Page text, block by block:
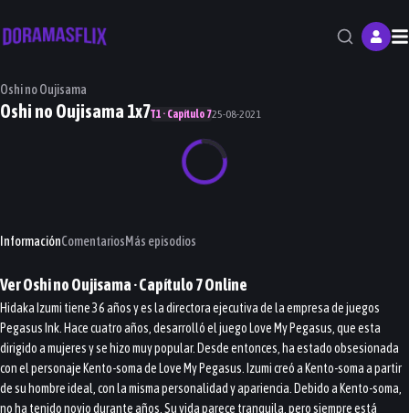
Oshi no Oujisama
Oshi no Oujisama 1x7T1 · Capítulo 725-08-2021
InformaciónComentariosMás episodios
VerOshi no Oujisama· Capítulo7Online
Hidaka Izumi tiene 36 años y es la directora ejecutiva de la empresa de juegos
Pegasus Ink. Hace cuatro años, desarrolló el juego Love My Pegasus, que esta
dirigido a mujeres y se hizo muy popular. Desde entonces, ha estado obsesionada
con el personaje Kento-soma de Love My Pegasus. Izumi creó a Kento-soma a partir
de su hombre ideal, con la misma personalidad y apariencia. Debido a Kento-soma,
no ha tenido novio durante años. Su vida parece tranquila, pero siempre está